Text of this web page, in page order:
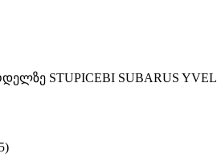
STUPICEBI SUBARUS